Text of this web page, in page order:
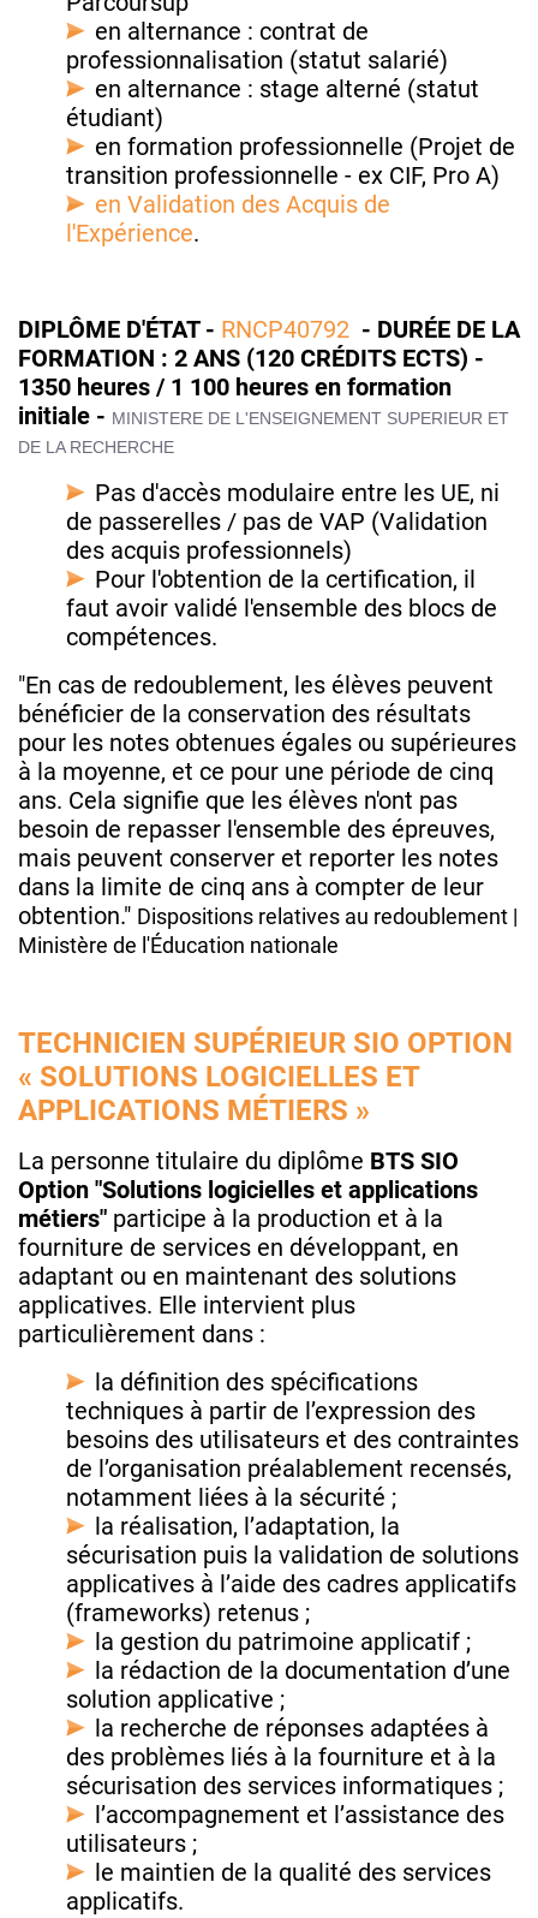
en alternance : contrat de
professionnalisation (statut salarié)
en alternance : stage alterné (statut
étudiant)
en formation professionnelle (Projet de
transition professionnelle - ex CIF, Pro A)
en Validation des Acquis de
l'Expérience.
DIPLÔME D'ÉTAT - RNCP40792 - DURÉE DE LA
FORMATION : 2 ANS (120 CRÉDITS ECTS) -
1350 heures / 1 100 heures en formation
initiale - MINISTERE DE L'ENSEIGNEMENT SUPERIEUR ET
DE LA RECHERCHE
Pas d'accès modulaire entre les UE, ni
de passerelles / pas de VAP (Validation
des acquis professionnels)
Pour l'obtention de la certification, il
faut avoir validé l'ensemble des blocs de
compétences.
"En cas de redoublement, les élèves peuvent
bénéficier de la conservation des résultats
pour les notes obtenues égales ou supérieures
à la moyenne, et ce pour une période de cinq
ans. Cela signifie que les élèves n'ont pas
besoin de repasser l'ensemble des épreuves,
mais peuvent conserver et reporter les notes
dans la limite de cinq ans à compter de leur
obtention." Dispositions relatives au redoublement |
Ministère de l'Éducation nationale
TECHNICIEN SUPÉRIEUR SIO OPTION
« SOLUTIONS LOGICIELLES ET
APPLICATIONS MÉTIERS »
La personne titulaire du diplôme BTS SIO
Option "Solutions logicielles et applications
métiers" participe à la production et à la
fourniture de services en développant, en
adaptant ou en maintenant des solutions
applicatives. Elle intervient plus
particulièrement dans :
la définition des spécifications
techniques à partir de l’expression des
besoins des utilisateurs et des contraintes
de l’organisation préalablement recensés,
notamment liées à la sécurité ;
la réalisation, l’adaptation, la
sécurisation puis la validation de solutions
applicatives à l’aide des cadres applicatifs
(frameworks) retenus ;
la gestion du patrimoine applicatif ;
la rédaction de la documentation d’une
solution applicative ;
la recherche de réponses adaptées à
des problèmes liés à la fourniture et à la
sécurisation des services informatiques ;
l’accompagnement et l’assistance des
utilisateurs ;
le maintien de la qualité des services
applicatifs.